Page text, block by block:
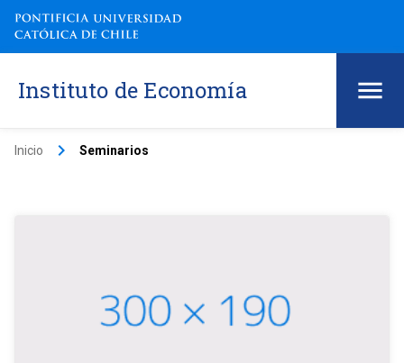
Instituto de Economía
Inicio keyboard_arrow_right Seminarios